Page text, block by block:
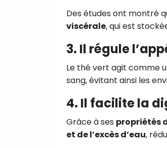
Des études ont montré
viscérale, qui est
3. Il régule
Le thé vert agit comme
sang, évitant ainsi les
4. Il facilite la
Grâce à ses propriétés
et de l’excès d’eau,